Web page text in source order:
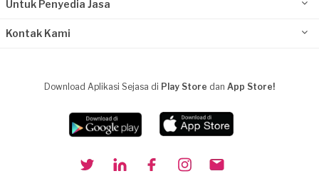
Untuk Penyedia Jasa
Kontak Kami
Download Aplikasi Sejasa di Play Store dan App Store!